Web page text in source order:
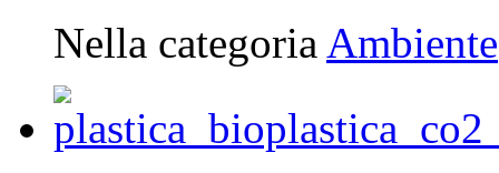
Nella categoria Ambiente